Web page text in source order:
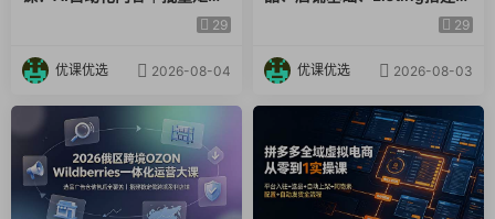
起号｜蓝海选品回款全链路出
29
优课优选 2026-08-04
FBA备货、后台操作到站内广29
优课优选 2026-08-03